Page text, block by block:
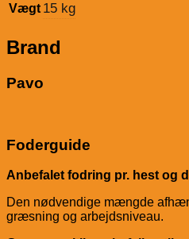
Vægt 15 kg
Brand
Pavo
Foderguide
Anbefalet fodring pr. hest og
Den nødvendige mængde
græsning og arbejdsniveau.